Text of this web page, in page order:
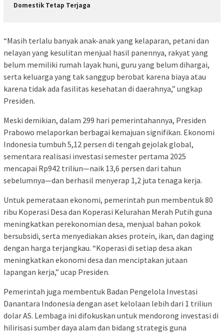
Domestik Tetap Terjaga
“Masih terlalu banyak anak-anak yang kelaparan, petani dan
nelayan yang kesulitan menjual hasil panennya, rakyat yang
belum memiliki rumah layak huni, guru yang belum dihargai,
serta keluarga yang tak sanggup berobat karena biaya atau
karena tidak ada fasilitas kesehatan di daerahnya,” ungkap
Presiden.
Meski demikian, dalam 299 hari pemerintahannya, Presiden
Prabowo melaporkan berbagai kemajuan signifikan. Ekonomi
Indonesia tumbuh 5,12 persen di tengah gejolak global,
sementara realisasi investasi semester pertama 2025
mencapai Rp942 triliun—naik 13,6 persen dari tahun
sebelumnya—dan berhasil menyerap 1,2 juta tenaga kerja.
Untuk pemerataan ekonomi, pemerintah pun membentuk 80
ribu Koperasi Desa dan Koperasi Kelurahan Merah Putih guna
meningkatkan perekonomian desa, menjual bahan pokok
bersubsidi, serta menyediakan akses protein, ikan, dan daging
dengan harga terjangkau. “Koperasi di setiap desa akan
meningkatkan ekonomi desa dan menciptakan jutaan
lapangan kerja,” ucap Presiden.
Pemerintah juga membentuk Badan Pengelola Investasi
Danantara Indonesia dengan aset kelolaan lebih dari 1 triliun
dolar AS. Lembaga ini difokuskan untuk mendorong investasi di
hilirisasi sumber daya alam dan bidang strategis guna